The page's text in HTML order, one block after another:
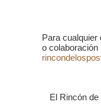
Para cualquier
o
El Rincón